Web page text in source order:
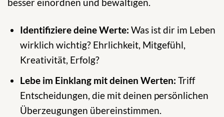
Identifiziere deine Werte: Was ist dir im Leben
wirklich wichtig? Ehrlichkeit, Mitgefühl,
Kreativität, Erfolg?
Lebe im Einklang mit deinen Werten: Triff
Entscheidungen, die mit deinen persönlichen
Überzeugungen übereinstimmen.